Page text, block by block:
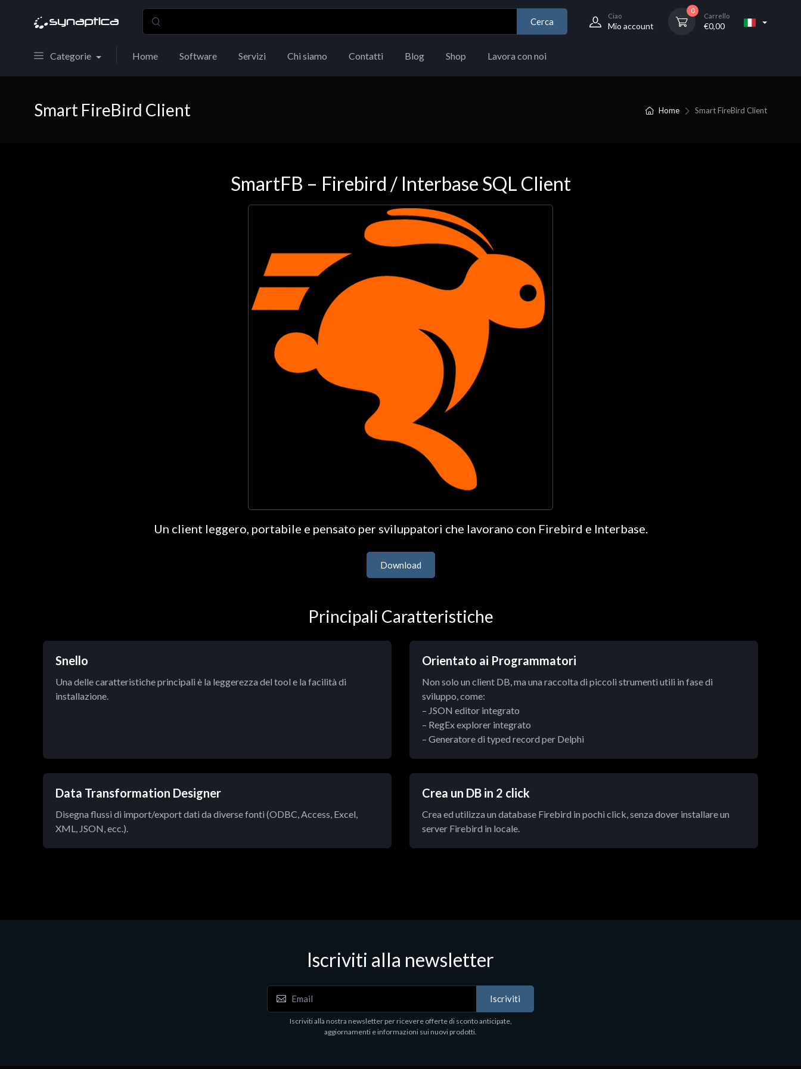
Cerca
Ciao
Mio account
0
Carrello
€0,00
Categorie Home Software Servizi Chi siamo Contatti Blog Shop Lavora con noi
Home Smart FireBird Client
Smart FireBird Client
SmartFB – Firebird / Interbase SQL Client
Un client leggero, portabile e pensato per sviluppatori che lavorano con Firebird e Interbase.
Download
Principali Caratteristiche
Snello
Una delle caratteristiche principali è la leggerezza del tool e la facilità di
installazione.
Orientato ai Programmatori
Non solo un client DB, ma una raccolta di piccoli strumenti utili in fase di
sviluppo, come:
– JSON editor integrato
– RegEx explorer integrato
– Generatore di typed record per Delphi
Data Transformation Designer
Disegna flussi di import/export dati da diverse fonti (ODBC, Access, Excel,
XML, JSON, ecc.).
Crea un DB in 2 click
Crea ed utilizza un database Firebird in pochi click, senza dover installare un
server Firebird in locale.
Iscriviti alla newsletter
Iscriviti
Iscriviti alla nostra newsletter per ricevere offerte di sconto anticipate,
aggiornamenti e informazioni sui nuovi prodotti.